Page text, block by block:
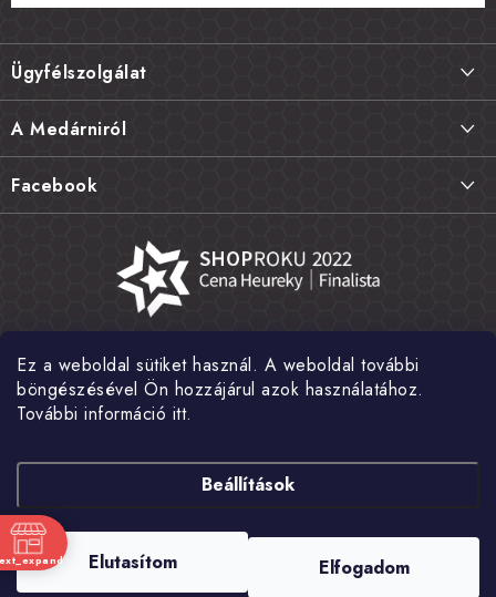
Ez a weboldal sütiket használ. A weboldal további
böngészésével Ön hozzájárul azok használatához.
További információ itt.
Beállítások
Elutasítom Elfogadom
L
á
b
l
é
c
Ügyfélszolgálat
Termékek visszaküldése, csere és reklamációk
Gyakori kérdések FAQ
Általános szerződési feltételek
Nagykereskedelem
A Medárniról
A mi történetünk
Fotógaléria
Hírek
Facebook
Shoptet készítette
Copyright 2026 . Minden jog fenntartva.Süti beállítások